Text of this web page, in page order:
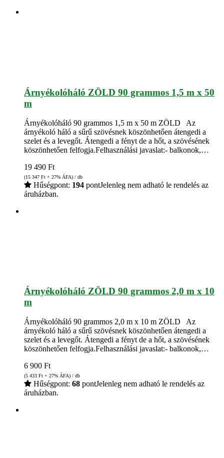
Árnyékolóháló ZÖLD 90 grammos 1,5 m x 50
m
Árnyékolóháló 90 grammos 1,5 m x 50 m ZÖLD Az
árnyékoló háló a sűrű szövésnek köszönhetően átengedi a
szelet és a levegőt. Átengedi a fényt de a hőt, a szövésének
köszönhetően felfogja.Felhasználási javaslat:- balkonok,…
19 490 Ft
(15 347 Ft + 27% ÁFA) / db
Hűségpont: 194 pontJelenleg nem adható le rendelés az
áruházban.
Árnyékolóháló ZÖLD 90 grammos 2,0 m x 10
m
Árnyékolóháló 90 grammos 2,0 m x 10 m ZÖLD Az
árnyékoló háló a sűrű szövésnek köszönhetően átengedi a
szelet és a levegőt. Átengedi a fényt de a hőt, a szövésének
köszönhetően felfogja.Felhasználási javaslat:- balkonok,…
6 900 Ft
(5 433 Ft + 27% ÁFA) / db
Hűségpont: 68 pontJelenleg nem adható le rendelés az
áruházban.